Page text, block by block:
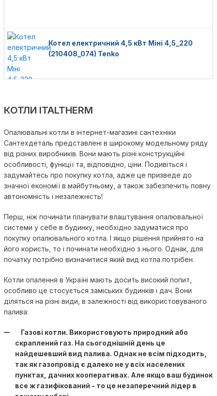
Котел електричний 4,5 кВт Міні 4,5_220
(210408_074) Tenko
КОТЛИ ITALTHERM
Опалювальні котли в інтернет-магазині сантехніки
Сантехдеталь представлені в широкому модельному ряду
від різних виробників. Вони мають різні конструкційні
особливості, функції та, відповідно, ціни. Подивіться і
задумайтесь про покупку котла, адже це призведе до
значної економії в майбутньому, а також забезпечить повну
автономність і незалежність!
Перш, ніж починати планувати влаштування опалювальної
системи у себе в будинку, необхідно задуматися про
покупку опалювального котла. І якщо рішення прийнято на
його користь, то і починати необхідно з нього. Однак, для
початку потрібно визначитися який вид котла потрібен.
Котли опалення в Україні мають досить високий попит,
особливо це стосується заміських будинків і дач. Вони
діляться на різні види, в залежності від використовуваного
палива:
Газові котли. Використовують природний або
скраплений газ. На сьогоднішній день це
найдешевший вид палива. Однак не всім підходить,
так як газопровід є далеко не у всіх населених
пунктах, дачних кооперативах. Але якщо ваш будинок
все ж газифікований - то це незаперечний лідер в